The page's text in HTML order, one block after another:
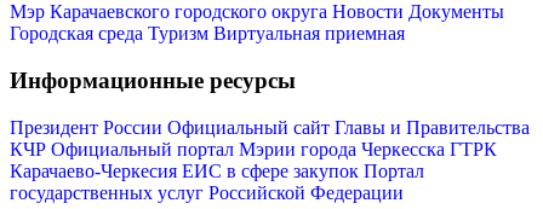
Мэр Карачаевского городского округа Новости Документы
Городская среда Туризм Виртуальная приемная
Информационные ресурсы
Президент России Официальный сайт Главы и Правительства
КЧР Официальный портал Мэрии города Черкесска ГТРК
Карачаево-Черкесия ЕИС в сфере закупок Портал
государственных услуг Российской Федерации
Мэр